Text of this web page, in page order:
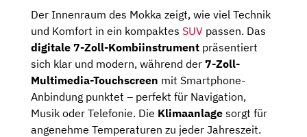
Der Innenraum des Mokka zeigt, wie viel Technik
und Komfort in ein kompaktes SUV passen. Das
digitale 7-Zoll-Kombiinstrument präsentiert
sich klar und modern, während der 7-Zoll-
Multimedia-Touchscreen mit Smartphone-
Anbindung punktet – perfekt für Navigation,
Musik oder Telefonie. Die Klimaanlage sorgt für
angenehme Temperaturen zu jeder Jahreszeit.